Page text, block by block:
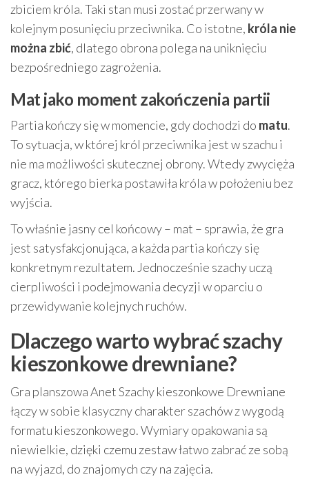
zbiciem króla. Taki stan musi zostać przerwany w
kolejnym posunięciu przeciwnika. Co istotne, króla nie
można zbić, dlatego obrona polega na uniknięciu
bezpośredniego zagrożenia.
Mat jako moment zakończenia partii
Partia kończy się w momencie, gdy dochodzi do matu.
To sytuacja, w której król przeciwnika jest w szachu i
nie ma możliwości skutecznej obrony. Wtedy zwycięża
gracz, którego bierka postawiła króla w położeniu bez
wyjścia.
To właśnie jasny cel końcowy – mat – sprawia, że gra
jest satysfakcjonująca, a każda partia kończy się
konkretnym rezultatem. Jednocześnie szachy uczą
cierpliwości i podejmowania decyzji w oparciu o
przewidywanie kolejnych ruchów.
Dlaczego warto wybrać szachy
kieszonkowe drewniane?
Gra planszowa Anet Szachy kieszonkowe Drewniane
łączy w sobie klasyczny charakter szachów z wygodą
formatu kieszonkowego. Wymiary opakowania są
niewielkie, dzięki czemu zestaw łatwo zabrać ze sobą
na wyjazd, do znajomych czy na zajęcia.